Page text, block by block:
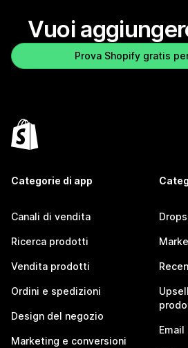
Vuoi
Prova Shopify gratis
Categorie di app
Canali di vendita
Ricerca prodotti
Vendita prodotti
Ordini e spedizioni
Design del negozio
Marketing e conversioni